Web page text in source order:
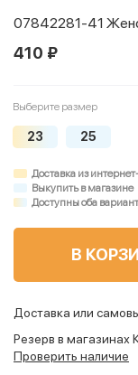
07842281-41
410 ₽
Выберите размер
23 25
Доставка из
Выкупить в магазине
Доступны оба
В
Доставка или
Резерв в магазинах
Проверить наличие